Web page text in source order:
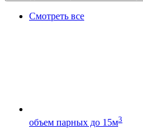
Смотреть все
объем парных до 15м3